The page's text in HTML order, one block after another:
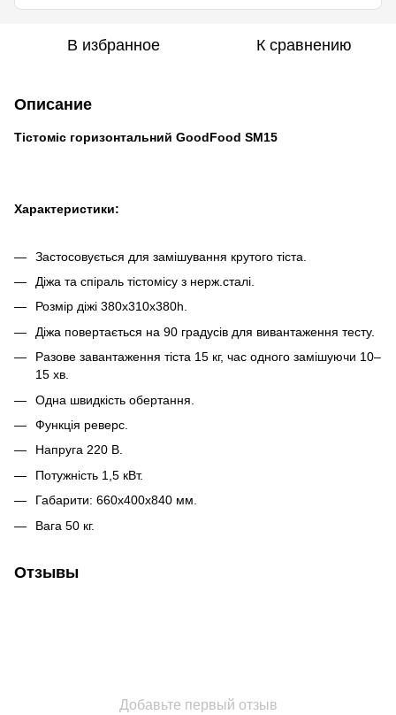
В избранное К сравнению
Описание
Тістоміс горизонтальний GoodFood SM15
Характеристики:
Застосовується для замішування крутого тіста.
Діжа та спіраль тістомісу з нерж.сталі.
Розмір діжі 380х310х380h.
Діжа повертається на 90 градусів для вивантаження тесту.
Разове завантаження тіста 15 кг, час одного замішуючи 10–
15 хв.
Одна швидкість обертання.
Функція реверс.
Напруга 220 В.
Потужність 1,5 кВт.
Габарити: 660х400х840 мм.
Вага 50 кг.
Отзывы
Добавьте первый отзыв